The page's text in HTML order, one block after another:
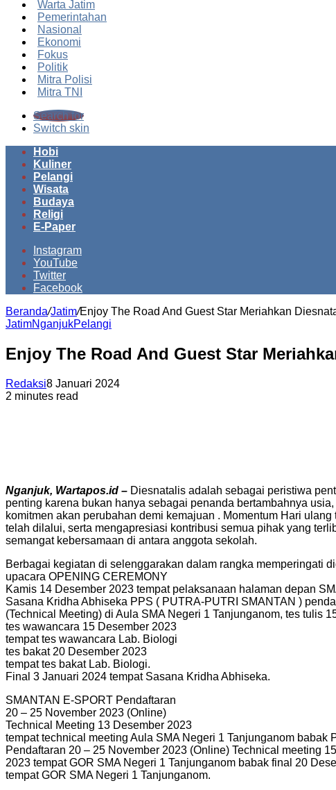
Warta Jatim
Pemerintahan
Nasional
Ekonomi
Fokus
Politik
Mitra Polisi
Mitra TNI
Search for
Switch skin
Hobi
Kuliner
Pelangi
Wisata
Budaya
Religi
E-Paper
Instagram
YouTube
Twitter
Facebook
Beranda/Jatim/Enjoy The Road And Guest Star Meriahkan
JatimNganjukPelangi
Enjoy The Road And Guest Star
Redaksi8 Januari 2024
2 minutes read
Nganjuk, Wartapos.id – Diesnatalis adalah sebagai peristiwa
penting karena bukan hanya sebagai penanda bertambahnya
komitmen akan perubahan demi kemajuan . Momentum Hari
telah dilalui, serta mengapresiasi kontribusi semua pihak yang
semangat kebersamaan di antara anggota sekolah.
Berbagai kegiatan di selenggarakan dalam rangka memperingati
upacara OPENING CEREMONY
Kamis 14 Desember 2023 tempat pelaksanaan halaman depan
Sasana Kridha Abhiseka PPS ( PUTRA-PUTRI SMANTAN )
(Technical Meeting) di Aula SMA Negeri 1 Tanjunganom, tes tulis
tes wawancara 15 Desember 2023
tempat tes wawancara Lab. Biologi
tes bakat 20 Desember 2023
tempat tes bakat Lab. Biologi.
Final 3 Januari 2024 tempat Sasana Kridha Abhiseka.
SMANTAN E-SPORT Pendaftaran
20 – 25 November 2023 (Online)
Technical Meeting 13 Desember 2023
tempat technical meeting Aula SMA Negeri 1 Tanjunganom
Pendaftaran 20 – 25 November 2023 (Online) Technical meeting
2023 tempat GOR SMA Negeri 1 Tanjunganom babak final 20
tempat GOR SMA Negeri 1 Tanjunganom.